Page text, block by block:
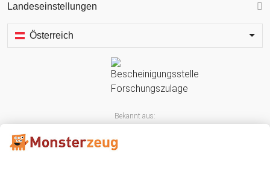
Landeseinstellungen
Österreich
Bekannt aus: